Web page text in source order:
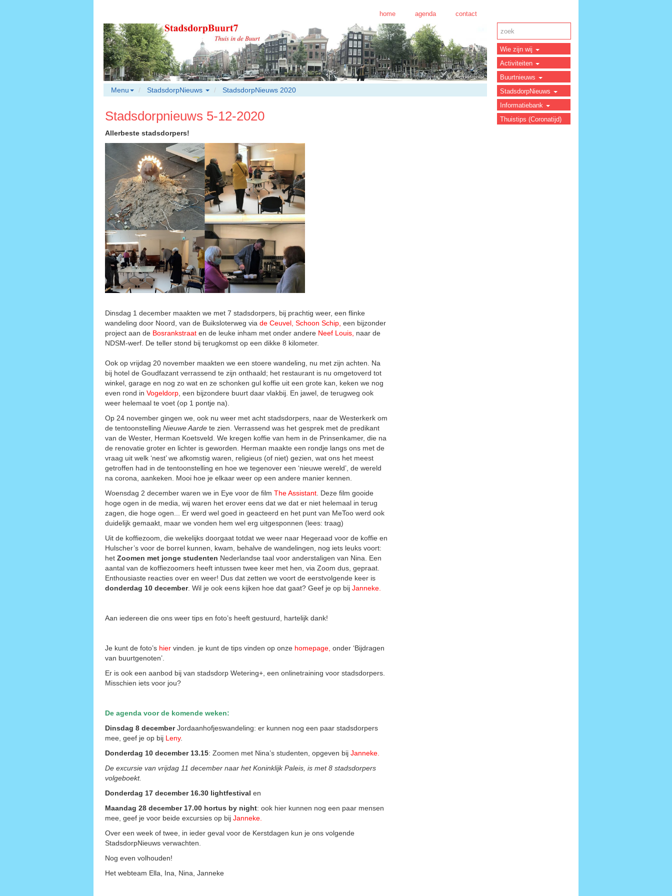
home agenda contact
Menu StadsdorpNieuws StadsdorpNieuws 2020
Stadsdorpnieuws 5-12-2020
Allerbeste stadsdorpers!
Dinsdag 1 december maakten we met 7 stadsdorpers, bij prachtig weer, een flinke
wandeling door Noord, van de Buiksloterweg via de Ceuvel Schoon Schip een bijzonder
project aan de Bosrankstraat en de leuke inham met onder andere Neef Louis naar de
NDSM-werf. De teller stond bij terugkomst op een dikke 8 kilometer.
Ook op vrijdag 20 november maakten we een stoere wandeling, nu met zijn achten. Na
bij hotel de Goudfazant verrassend te zijn onthaald; het restaurant is nu omgetoverd tot
winkel, garage en nog zo wat en ze schonken gul koffie uit een grote kan, keken we nog
even rond in Vogeldorp , een bijzondere buurt daar vlakbij. En jawel, de terugweg ook
weer helemaal te voet (op 1 pontje na).
Op 24 november gingen we, ook nu weer met acht stadsdorpers, naar de Westerkerk om
de tentoonstelling Nieuwe Aarde te zien. Verrassend was het gesprek met de predikant
van de Wester, Herman Koetsveld. We kregen koffie van hem in de Prinsenkamer, die na
de renovatie groter en lichter is geworden. Herman maakte een rondje langs ons met de
vraag uit welk ‘nest’ we afkomstig waren, religieus (of niet) gezien, wat ons het meest
getroffen had in de tentoonstelling en hoe we tegenover een ‘nieuwe wereld’, de wereld
na corona, aankeken. Mooi hoe je elkaar weer op een andere manier kennen.
Woensdag 2 december waren we in Eye voor de film The Assistant . Deze film gooide
hoge ogen in de media, wij waren het erover eens dat we dat er niet helemaal in terug
zagen, die hoge ogen... Er werd wel goed in geacteerd en het punt van MeToo werd ook
duidelijk gemaakt, maar we vonden hem wel erg uitgesponnen (lees: traag)
Uit de koffiezoom, die wekelijks doorgaat totdat we weer naar Hegeraad voor de koffie en
Hulscher’s voor de borrel kunnen, kwam, behalve de wandelingen, nog iets leuks voort:
het Zoomen met jonge studenten Nederlandse taal voor anderstaligen van Nina. Een
aantal van de koffiezoomers heeft intussen twee keer met hen, via Zoom dus, gepraat.
Enthousiaste reacties over en weer! Dus dat zetten we voort de eerstvolgende keer is
donderdag 10 december. Wil je ook eens kijken hoe dat gaat? Geef je op bij Janneke
Aan iedereen die ons weer tips en foto’s heeft gestuurd, hartelijk dank!
Je kunt de foto’s hier vinden. je kunt de tips vinden op onze homepage onder ‘Bijdragen
van buurtgenoten’.
Er is ook een aanbod bij van stadsdorp Wetering+, een onlinetraining voor stadsdorpers.
Misschien iets voor jou?
De agenda voor de komende weken:
Dinsdag 8 decemberJordaanhofjeswandeling: er kunnen nog een paar stadsdorpers
mee, geef je op bij Leny.
Donderdag 10 december 13.15: Zoomen met Nina’s studenten, opgeven bij Janneke.
De excursie van vrijdag 11 december naar het Koninklijk Paleis, is met 8 stadsdorpers
volgeboekt.
Donderdag 17 december 16.30 lightfestival en
Maandag 28 december 17.00 hortus by night: ook hier kunnen nog een paar mensen
mee, geef je voor beide excursies op bij Janneke
Over een week of twee, in ieder geval voor de Kerstdagen kun je ons volgende
StadsdorpNieuws verwachten.
Nog even volhouden!
Het webteam Ella, Ina, Nina, Janneke
Wie zijn wij
Activiteiten
Buurtnieuws
StadsdorpNieuws
Informatiebank
Thuistips (Coronatijd)